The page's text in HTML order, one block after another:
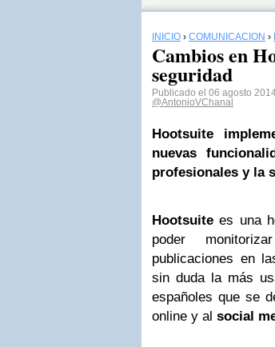
INICIO › COMUNICACIÓN ›
Cambios en
seguridad
Publicado el 06 agosto
@AntonioVChanal
Hootsuite
nuevas
profesionales y la
Hootsuite es una
poder
publicaciones en
sin duda la más
españoles que se
online y al social